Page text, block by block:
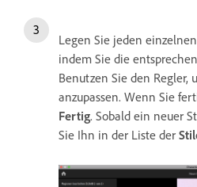
Legen Sie jeden
indem Sie die
Benutzen Sie den Regler,
anzupassen. Wenn Sie
Fertig. Sobald ein neuer
Sie Ihn in der Liste der